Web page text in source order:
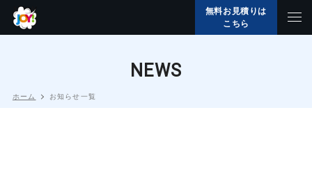
無料お見積りは
こちら
NEWS
ホーム お知らせ一覧